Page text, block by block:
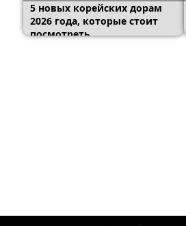
5 новых корейских дорам
2026 года, которые стоит
посмотреть